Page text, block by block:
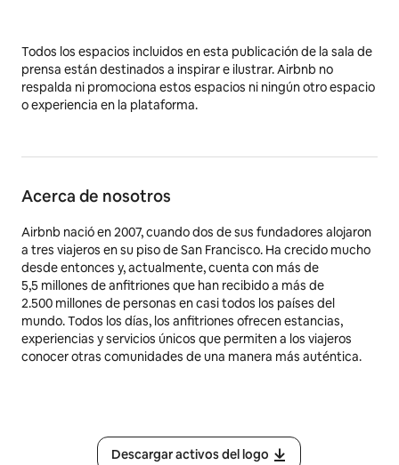
Todos los espacios incluidos en esta publicación de la sala de
prensa están destinados a inspirar e ilustrar. Airbnb no
respalda ni promociona estos espacios ni ningún otro espacio
o experiencia en la plataforma.
Acerca de nosotros
Airbnb nació en 2007, cuando dos de sus fundadores alojaron
a tres viajeros en su piso de San Francisco. Ha crecido mucho
desde entonces y, actualmente, cuenta con más de
5,5 millones de anfitriones que han recibido a más de
2.500 millones de personas en casi todos los países del
mundo. Todos los días, los anfitriones ofrecen estancias,
experiencias y servicios únicos que permiten a los viajeros
conocer otras comunidades de una manera más auténtica.
Descargar activos del logo